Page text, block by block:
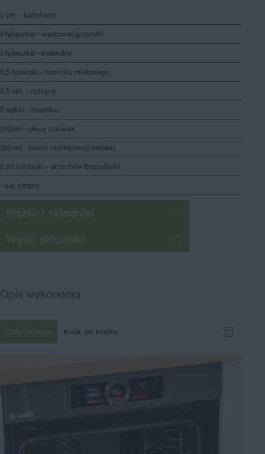
1 szt. - kalafiora
1 łyżeczka - wędzonej papryki
1 łyżeczka - kolendry
0,5 łyżeczki - czosnku mielonego
0,5 szt. - cytryny
3 ząbki - czosnku
100 ml - oliwy z oliwek
100 ml - pasty sezamowej (tahini)
0,25 szklanki - orzechów brazylijski
- sól, pieprz
Przelicz składniki
Wyślij składniki
Opis wykonania
Cały przepis Krok po kroku